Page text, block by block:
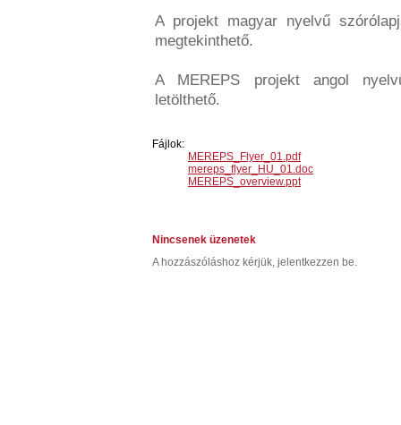
A projekt magyar nyelvű
megtekinthető.
A MEREPS projekt angol
letölthető.
Fájlok:
MEREPS_Flyer_01.pdf
mereps_flyer_HU_01.doc
MEREPS_overview.ppt
Nincsenek üzenetek
A hozzászóláshoz kérjük, jelentkezzen be.